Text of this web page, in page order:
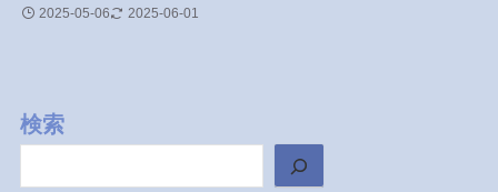
2025-05-06 2025-06-01
検索